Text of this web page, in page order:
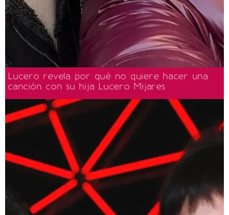
Lucero revela por qué no quiere hacer una
canción con su hija Lucero Mijares